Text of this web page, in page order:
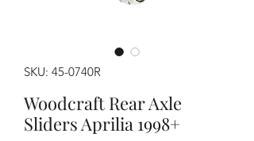
SKU: 45-0740R
Woodcraft Rear Axle
Sliders Aprilia 1998+